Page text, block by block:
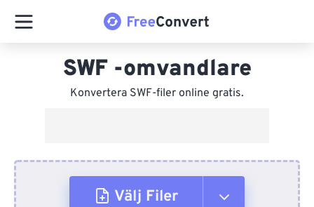
SWF -omvandlare
Konvertera SWF-filer online gratis.
Välj Filer